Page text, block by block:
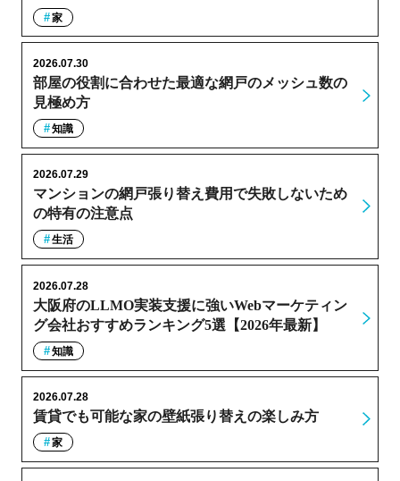
家
部屋の役割に合わせた最適な網戸のメッシュ数の
見極め方
2026.07.30
知識
マンションの網戸張り替え費用で失敗しないため
の特有の注意点
2026.07.29
生活
大阪府のLLMO実装支援に強いWebマーケティン
グ会社おすすめランキング5選【2026年最新】
2026.07.28
知識
賃貸でも可能な家の壁紙張り替えの楽しみ方
2026.07.28
家